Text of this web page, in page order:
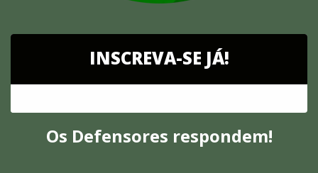
INSCREVA-SE JÁ!
Os Defensores respondem!